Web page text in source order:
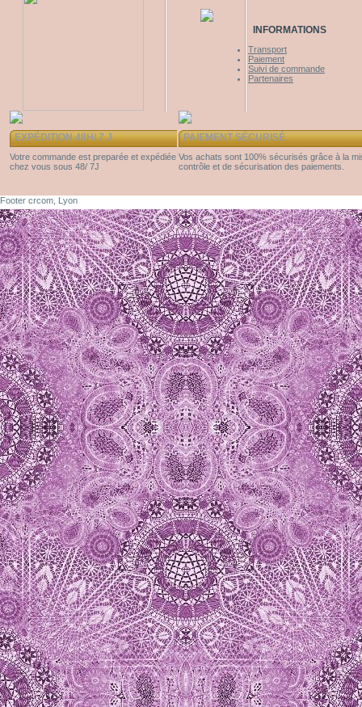
INFORMATIONS
Transport
Paiement
Suivi de commande
Partenaires
EXPÉDITION 48H/ 7 J
Votre commande est preparée et expédiée
chez vous sous 48/ 7J
PAIEMENT SÉCURISÉ
Vos achats sont 100% sécurisés grâce à la
contrôle et de sécurisation des paiements.
Footer crcom, Lyon